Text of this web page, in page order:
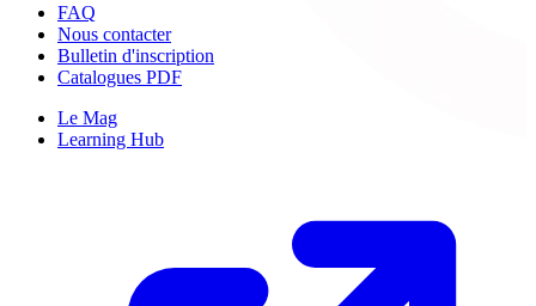
FAQ
Nous contacter
Bulletin d'inscription
Catalogues PDF
Le Mag
Learning Hub